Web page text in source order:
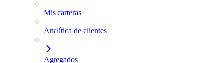
Mis carteras
Analítica de clientes
Agregados